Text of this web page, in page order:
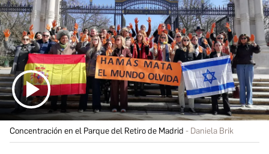
Concentración en el Parque del Retiro de Madrid Daniela Brik